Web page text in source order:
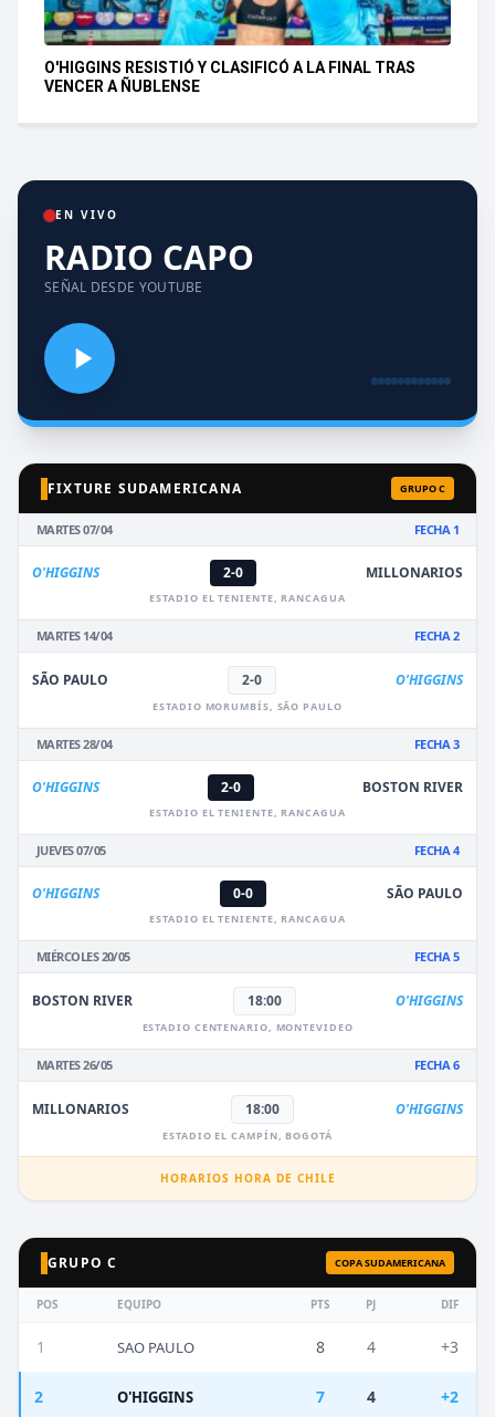
O'HIGGINS RESISTIÓ Y CLASIFICÓ A LA FINAL TRAS
VENCER A ÑUBLENSE
EN VIVO
RADIO CAPO
SEÑAL DESDE YOUTUBE
FIXTURE SUDAMERICANA GRUPO C
MARTES 07/04 FECHA 1
O'HIGGINS 2-0 MILLONARIOS
ESTADIO EL TENIENTE, RANCAGUA
MARTES 14/04 FECHA 2
SÃO PAULO 2-0 O'HIGGINS
ESTADIO MORUMBÍS, SÃO PAULO
MARTES 28/04 FECHA 3
O'HIGGINS 2-0 BOSTON RIVER
ESTADIO EL TENIENTE, RANCAGUA
JUEVES 07/05 FECHA 4
O'HIGGINS 0-0 SÃO PAULO
ESTADIO EL TENIENTE, RANCAGUA
MIÉRCOLES 20/05 FECHA 5
BOSTON RIVER 18:00 O'HIGGINS
ESTADIO CENTENARIO, MONTEVIDEO
MARTES 26/05 FECHA 6
MILLONARIOS 18:00 O'HIGGINS
ESTADIO EL CAMPÍN, BOGOTÁ
HORARIOS HORA DE CHILE
GRUPO C COPA SUDAMERICANA
POS EQUIPO PTS PJ DIF
1 SAO PAULO 8 4 +3
2 O'HIGGINS 7 4 +2